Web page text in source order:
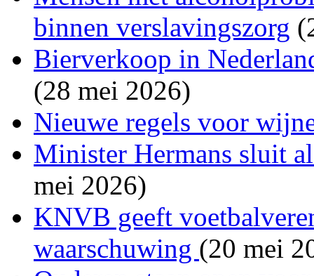
binnen verslavingszorg
Bierverkoop in
(28 mei 2026)
Nieuwe regels voor
Minister Hermans sluit
mei 2026)
KNVB geeft
waarschuwing (20 mei